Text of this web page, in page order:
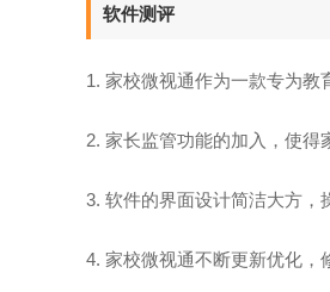
软件测评
1. 家校微视通作为一款专为
2. 家长监管功能的加入，使得
3. 软件的界面设计简洁大方，
4. 家校微视通不断更新优化，